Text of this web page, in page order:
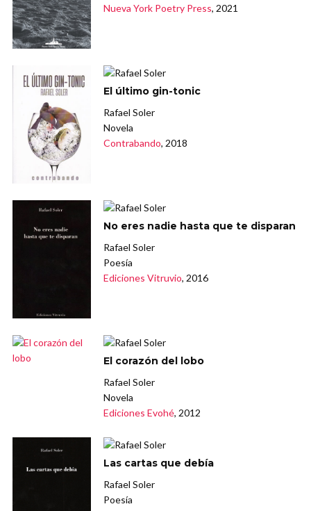
Nueva York Poetry Press, 2021
El último gin-tonic
Rafael Soler
Novela
Contrabando, 2018
No eres nadie hasta que te disparan
Rafael Soler
Poesía
Ediciones Vitruvio, 2016
El corazón del lobo
Rafael Soler
Novela
Ediciones Evohé, 2012
Las cartas que debía
Rafael Soler
Poesía